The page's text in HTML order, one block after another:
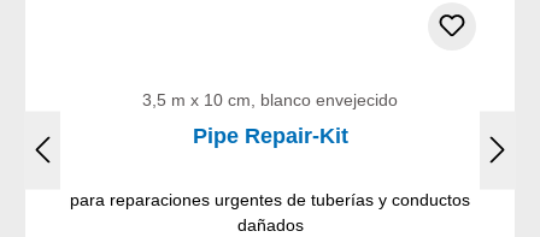
3,5 m x 10 cm, blanco envejecido
Pipe Repair-Kit
para reparaciones urgentes de tuberías y conductos
dañados